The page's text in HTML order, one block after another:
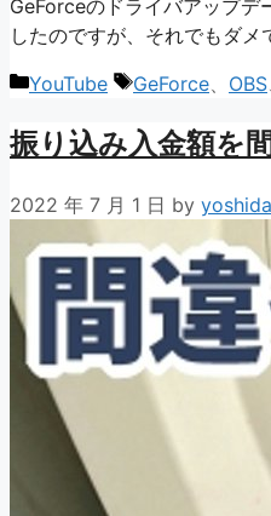
GeForceのドライバアップデ
したのですが、それでもダ
カ
ゴ
ー
YouTube
タ
GeForce、 OBS
振り込み入金額を
2022 年 7 月 1 日 by yoshida